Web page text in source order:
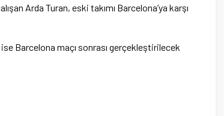
Arda Turan, eski takımı Barcelona’ya karşı
Barcelona maçı sonrası gerçekleştirilecek